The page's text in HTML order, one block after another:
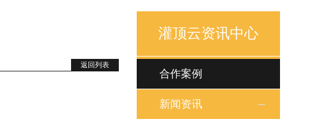
返回列表
灌顶云资讯中心
合作案例
新闻资讯